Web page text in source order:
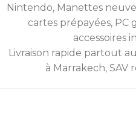
Nintendo, Manettes
cartes prépayées, PC
accessoires
Livraison rapide partout
à Marrakech, SAV